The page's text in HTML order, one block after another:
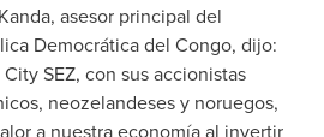
, asesor principal del
Democrática del Congo, dijo:
SEZ, con sus accionistas
neozelandeses y noruegos,
a nuestra economía al invertir